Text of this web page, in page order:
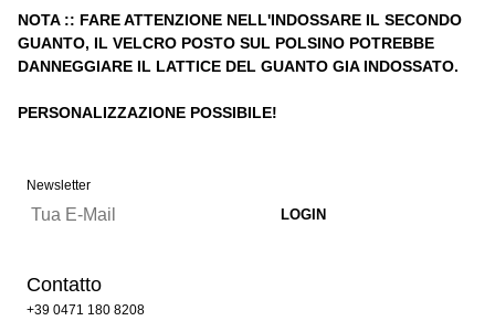
NOTA :: FARE ATTENZIONE NELL'INDOSSARE IL SECONDO
GUANTO, IL VELCRO POSTO SUL POLSINO POTREBBE
DANNEGGIARE IL LATTICE DEL GUANTO GIA INDOSSATO.
PERSONALIZZAZIONE POSSIBILE!
Newsletter
Contatto
+39 0471 180 8208